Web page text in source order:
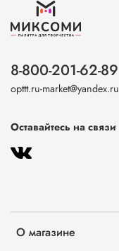
О магазине
8-800-201-62-89
opttt.ru-market@yandex.ru
Оставайтесь на связи